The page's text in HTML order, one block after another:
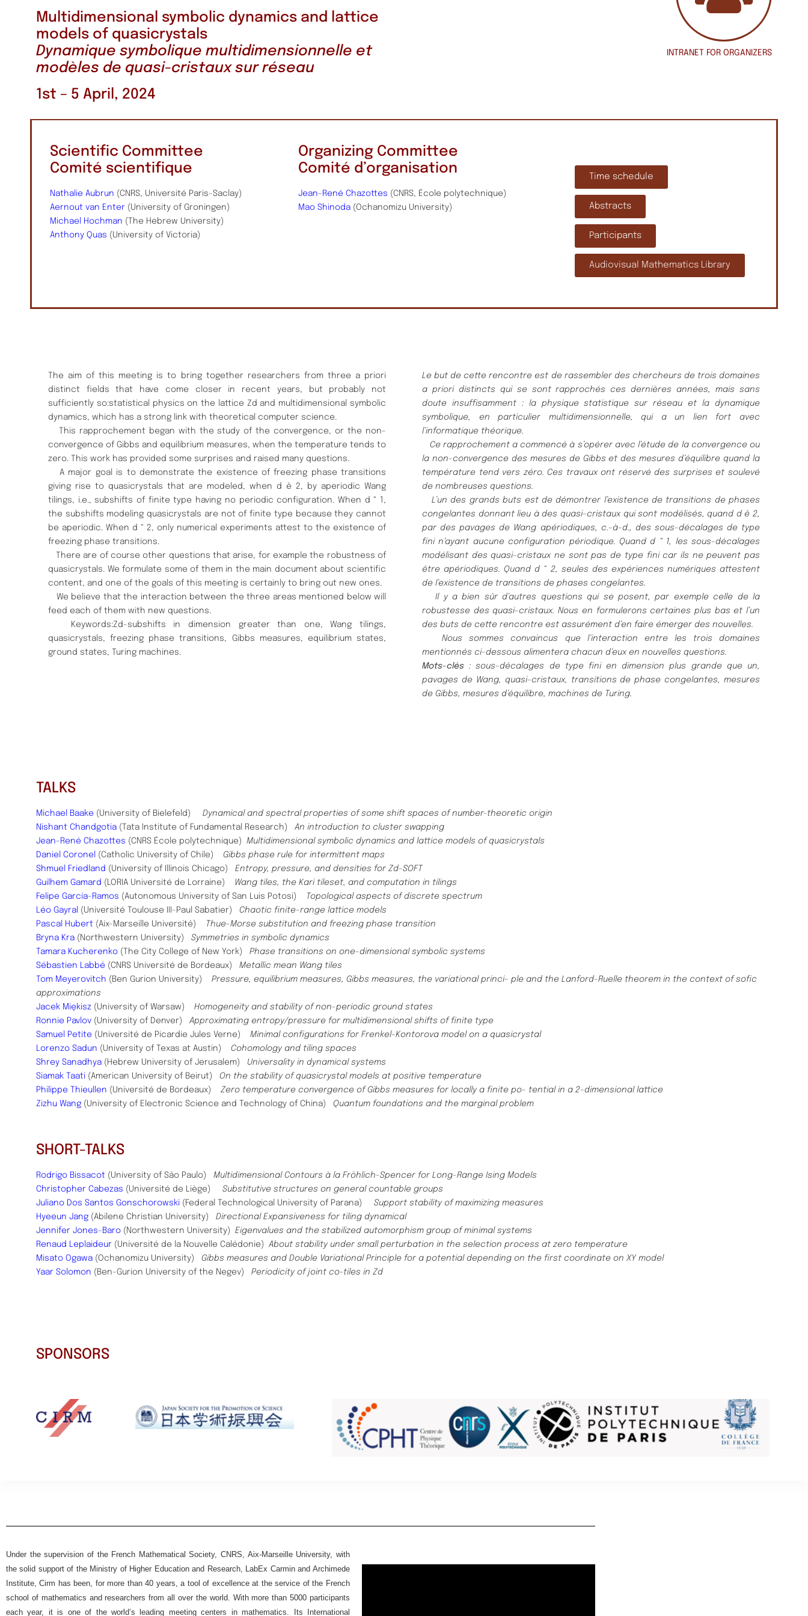
Multidimensional symbolic dynamics and lattice
models of quasicrystals
Dynamique symbolique multidimensionnelle et
modèles de quasi-cristaux sur réseau
1st – 5 April, 2024
INTRANET FOR ORGANIZERS
Scientific Committee
Comité scientifique
Nathalie Aubrun (CNRS, Université Paris-Saclay)
Aernout van Enter (University of Groningen)
Michael Hochman (The Hebrew University)
Anthony Quas (University of Victoria)
Organizing Committee
Comité d’organisation
Jean-René Chazottes (CNRS, École polytechnique)
Mao Shinoda(Ochanomizu University)
Time schedule
Abstracts
Participants
Audiovisual Mathematics Library
The aim of this meeting is to bring together researchers from three a priori
distinct fields that have come closer in recent years, but probably not
sufficiently so:statistical physics on the lattice Zd and multidimensional symbolic
dynamics, which has a strong link with theoretical computer science.
This rapprochement began with the study of the convergence, or the non-
convergence of Gibbs and equilibrium measures, when the temperature tends to
zero. This work has provided some surprises and raised many questions.
A major goal is to demonstrate the existence of freezing phase transitions
giving rise to quasicrystals that are modeled, when d ě 2, by aperiodic Wang
tilings, i.e., subshifts of finite type having no periodic configuration. When d “ 1,
the subshifts modeling quasicrystals are not of finite type because they cannot
be aperiodic. When d “ 2, only numerical experiments attest to the existence of
freezing phase transitions.
There are of course other questions that arise, for example the robustness of
quasicrystals. We formulate some of them in the main document about scientific
content, and one of the goals of this meeting is certainly to bring out new ones.
We believe that the interaction between the three areas mentioned below will
feed each of them with new questions.
Keywords:Zd-subshifts in dimension greater than one, Wang tilings,
quasicrystals, freezing phase transitions, Gibbs measures, equilibrium states,
ground states, Turing machines.
Le but de cette rencontre est de rassembler des chercheurs de trois domaines
a priori distincts qui se sont rapprochés ces dernières années, mais sans
doute insuffisamment : la physique statistique sur réseau et la dynamique
symbolique, en particulier multidimensionnelle, qui a un lien fort avec
l’informatique théorique.
Ce rapprochement a commencé à s’opérer avec l’étude de la convergence ou
la non-convergence des mesures de Gibbs et des mesures d’équilibre quand la
température tend vers zéro. Ces travaux ont réservé des surprises et soulevé
de nombreuses questions.
L’un des grands buts est de démontrer l’existence de transitions de phases
congelantes donnant lieu à des quasi-cristaux qui sont modélisés, quand d ě 2,
par despavages de Wang apériodiques, c.-à-d., des sous-décalages de type
fini n’ayant aucune configuration périodique. Quand d “ 1, les sous-décalages
modélisant des quasi-cristaux ne sont pas de type fini car ils ne peuvent pas
être apériodiques. Quand d “ 2, seules des expériences numériques attestent
de l’existence de transitions de phases congelantes.
Il y a bien sûr d’autres questions qui se posent, par exemple celle de la
robustesse des quasi-cristaux. Nous en formulerons certaines plus bas et l’un
des buts de cette rencontre est assurément d’en faire émerger des nouvelles.
Nous sommes convaincus que l’interaction entre les trois domaines
mentionnés ci-dessous alimentera chacun d’eux en nouvelles questions.
Mots-clés : sous-décalages de type fini en dimension plus grande que un,
pavages de Wang, quasi-cristaux, transitions de phase congelantes, mesures
de Gibbs, mesures d’équilibre, machines de Turing.
TALKS
Michael Baake (University of Bielefeld) Dynamical and spectral properties of some shift spaces of number-theoretic origin
Nishant Chandgotia (Tata Institute of Fundamental Research)
An introduction to cluster swapping
Jean-René Chazottes (CNRS École polytechnique) Multidimensional symbolic dynamics and lattice models of quasicrystals
Daniel Coronel
(Catholic University of Chile) Gibbs phase rule for intermittent maps
Shmuel Friedland (University of Illinois Chicago)
Entropy, pressure, and densities for Zd-SOFT
Guilhem Gamard (LORIA Université de Lorraine) Wang tiles, the Kari tileset, and computation in tilings
Felipe García-Ramos (Autonomous University of San Luis Potosi)
Topological aspects of discrete spectrum
Léo Gayral (Université Toulouse III-Paul Sabatier) Chaotic finite-range lattice models
Pascal Hubert (Aix-Marseille Université)
Thue-Morse substitution and freezing phase transition
Bryna Kra (Northwestern University) Symmetries in symbolic dynamics
Tamara Kucherenko (The City College of New York) Phase transitions on one-dimensional symbolic systems
Sébastien Labbé (CNRS Université de Bordeaux) Metallic mean Wang tiles
Tom Meyerovitch (Ben Gurion University) Pressure, equilibrium measures, Gibbs measures, the variational princi- ple and the Lanford-Ruelle theorem in the context of sofic
approximations
Jacek Miękisz (University of Warsaw) Homogeneity and stability of non-periodic ground states
Ronnie Pavlov (University of Denver) Approximating entropy/pressure for multidimensional shifts of finite type
Samuel Petite (Université de Picardie Jules Verne) Minimal configurations for Frenkel-Kontorova model on a quasicrystal
Lorenzo Sadun (University of Texas at Austin) Cohomology and tiling spaces
Shrey Sanadhya (Hebrew University of Jerusalem) Universality in dynamical systems
Siamak Taati (American University of Beirut)
On the stability of quasicrystal models at positive temperature
Philippe Thieullen (Université de Bordeaux) Zero temperature convergence of Gibbs measures for locally a finite po- tential in a 2-dimensional lattice
Zizhu Wang (University of Electronic Science and Technology of China) Quantum foundations and the marginal problem
SHORT-TALKS
Rodrigo Bissacot (University of São Paulo) Multidimensional Contours à la Fröhlich-Spencer for Long-Range Ising Models
Christopher Cabezas (Université de Liège)
Substitutive structures on general countable groups
Juliano Dos Santos Gonschorowski (Federal Technological University of Parana)
Support stability of maximizing measures
Hyeeun Jang (Abilene Christian University) Directional Expansiveness for tiling dynamical
Jennifer Jones-Baro (Northwestern University) Eigenvalues and the stabilized automorphism group of minimal systems
Renaud Leplaideur (Université de la Nouvelle Calédonie) About stability under small perturbation in the selection process at zero temperature
Misato Ogawa (Ochanomizu University) Gibbs measures and Double Variational Principle for a potential depending on the first coordinate on XY model
Yaar Solomon (Ben-Gurion University of the Negev) Periodicity of joint co-tiles in Zd
SPONSORS
Under the supervision of the French Mathematical Society, CNRS, Aix-Marseille University, with
the solid support of the Ministry of Higher Education and Research, LabEx Carmin and Archimede
Institute, Cirm has been, for more than 40 years, a tool of excellence at the service of the French
school of mathematics and researchers from all over the world. With more than 5000 participants
each year, it is one of the world’s leading meeting centers in mathematics. Its International